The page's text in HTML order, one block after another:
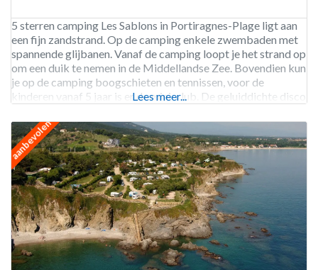
5 sterren camping Les Sablons in Portiragnes-Plage ligt aan
een fijn zandstrand. Op de camping enkele zwembaden met
spannende glijbanen. Vanaf de camping loopt je het strand op
om een duik te nemen in de Middellandse Zee. Bovendien kun
je op de camping boogschieten en tennissen, voor de
kinderen vanaf 5 jaar is er de mini-club. De geluiddichte disco
Lees meer...
aanbevolen